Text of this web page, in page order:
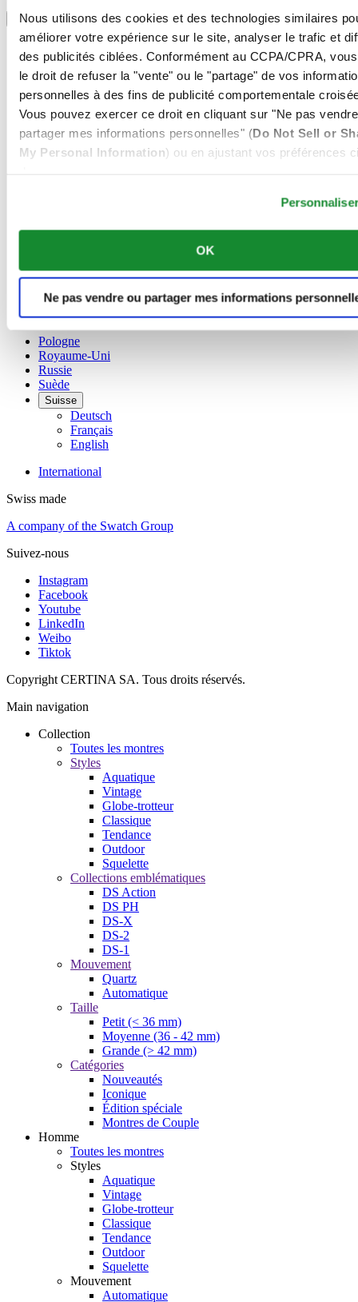
Nous utilisons des cookies et des technologies similaires
améliorer votre expérience sur le site, analyser le trafic et
des publicités ciblées. Conformément au CCPA/CPRA,
le droit de refuser la "vente" ou le "partage" de vos
personnelles à des fins de publicité comportementale
Vous pouvez exercer ce droit en cliquant sur "Ne pas
partager mes informations personnelles" (Do Not Sell or
My Personal Information) ou en ajustant vos préférences
OK
Ne pas vendre ou partager mes informations
Sélecteur de langue
Autriche
Belgique
Dutch
Chine
English
简体中文
English
Norvège
Pays-Bas
Pologne
Royaume-Uni
Russie
Suède
Suisse
Deutsch
Français
English
International
Swiss made
A company of the Swatch Group
Suivez-nous
Instagram
Facebook
Youtube
LinkedIn
Weibo
Tiktok
Copyright CERTINA SA. Tous droits réservés.
Main navigation
Collection
Toutes les montres
Styles
Aquatique
Vintage
Globe-trotteur
Classique
Tendance
Outdoor
Squelette
Collections emblématiques
DS Action
DS PH
DS-X
DS-2
DS-1
Mouvement
Quartz
Automatique
Taille
Petit (< 36 mm)
Moyenne (36 - 42 mm)
Grande (> 42 mm)
Catégories
Nouveautés
Iconique
Édition spéciale
Montres de Couple
Homme
Toutes les montres
Styles
Aquatique
Vintage
Globe-trotteur
Classique
Tendance
Outdoor
Squelette
Mouvement
Automatique